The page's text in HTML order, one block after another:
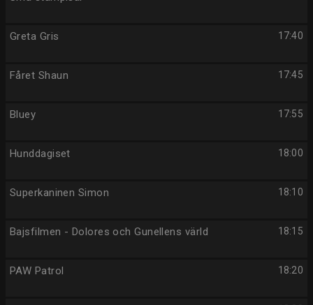
17:40
Greta Gris
17:45
Fåret Shaun
17:55
Bluey
18:00
Hunddagiset
18:10
Superkaninen Simon
18:15
Bajsfilmen - Dolores och Gunellens värld
18:20
PAW Patrol